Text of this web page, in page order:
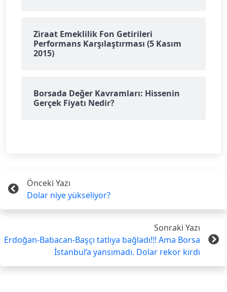
Ziraat Emeklilik Fon Getirileri
Performans Karşılaştırması (5 Kasım
2015)
Borsada Değer Kavramları: Hissenin
Gerçek Fiyatı Nedir?
Önceki Yazı
Dolar niye yükseliyor?
Sonraki Yazı
Erdoğan-Babacan-Başçı tatlıya bağladı!!! Ama Borsa
İstanbul’a yansımadı. Dolar rekor kırdı